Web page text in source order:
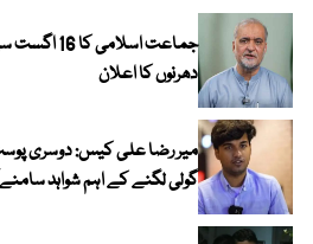
جماعت
دھرنوں کا اعلان
میر رضا علی کیس: دوسری پوسٹ
گولی لگنے کے اہم شواہد